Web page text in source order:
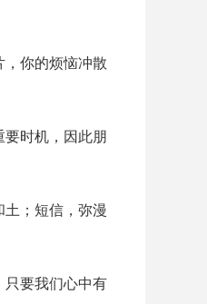
你的烦恼冲散
时机，因此朋
；短信，弥漫
要我们心中有